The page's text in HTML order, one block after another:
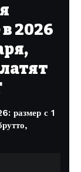
2026
размер с 1